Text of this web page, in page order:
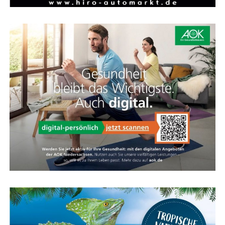
bel und viel leich­ter als eine Stan­dard-Feder­ga­bel. Die­se
Feder­ein­heit spricht nur bei Bedarf an und bie­tet
zusätz­li­chen Kom­fort für Hand­ge­len­ke und Schul­tern,
ohne das direk­te Fahr­ge­fühl zu verlieren.
Kar­te für das Ems­land Papenburg